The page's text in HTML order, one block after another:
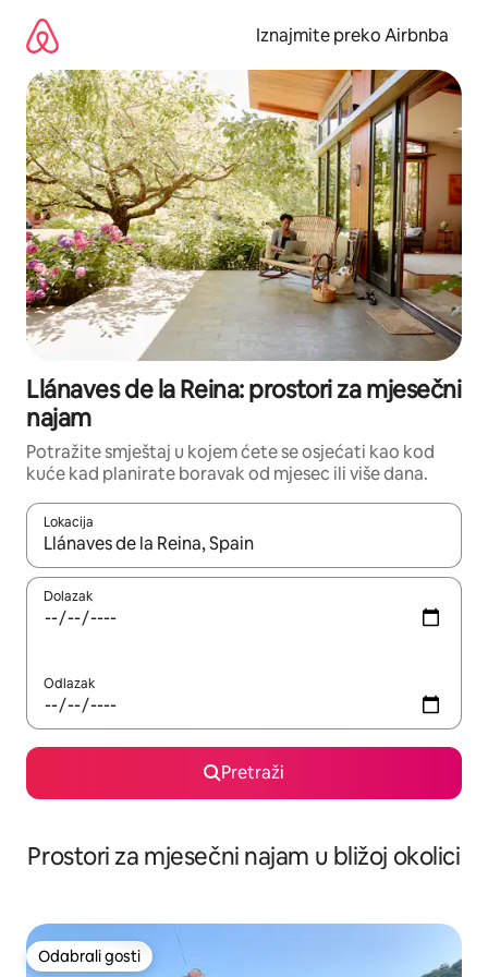
sadržaj
Iznajmite preko Airbnba
Llánaves de la Reina: prostori za mjesečni
najam
Potražite smještaj u kojem ćete se osjećati kao kod
kuće kad planirate boravak od mjesec ili više dana.
Lokacija
Kada budu dostupni rezultati, moći ćete ih pregledati
Dolazak
Odlazak
Pretraži
Prostori za mjesečni najam u bližoj okolici
Odabrali gosti
Odabrali gosti